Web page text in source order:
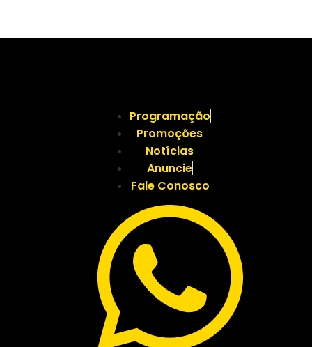
Programação
Promoções
Notícias
Anuncie
Fale Conosco